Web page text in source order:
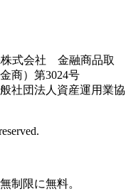
株式会社 金融商品取
商）第3024号
社団法人資産運用業協
制限に無料。